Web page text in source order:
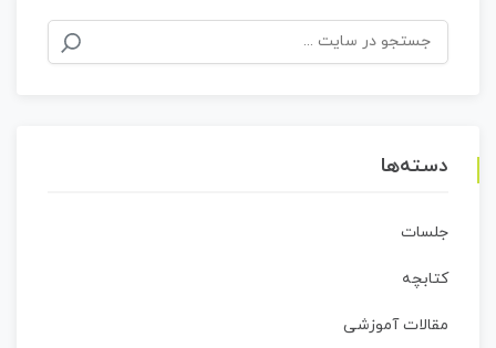
جستجو
برای:
دسته‌ها
جلسات
کتابچه
مقالات آموزشی